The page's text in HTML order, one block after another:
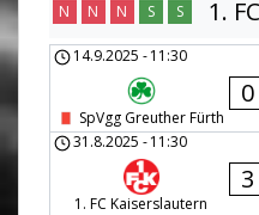
1.
N N N S S
14.9.2025 -11:30
SpVgg Greuther Fürth
0
31.8.2025 -11:30
1. FC Kaiserslautern
3